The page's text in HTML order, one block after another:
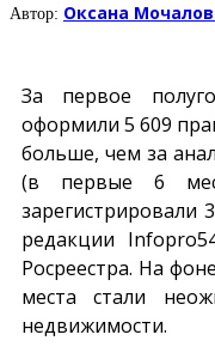
Автор: Оксана
За первое
оформили 5 609
больше, чем за
(в первые 6
зарегистрировали
редакции
Росреестра. На
места стали
недвижимости.